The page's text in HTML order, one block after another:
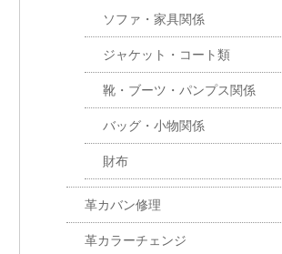
ソファ・家具関係
ジャケット・コート類
靴・ブーツ・パンプス関係
バッグ・小物関係
財布
革カバン修理
革カラーチェンジ